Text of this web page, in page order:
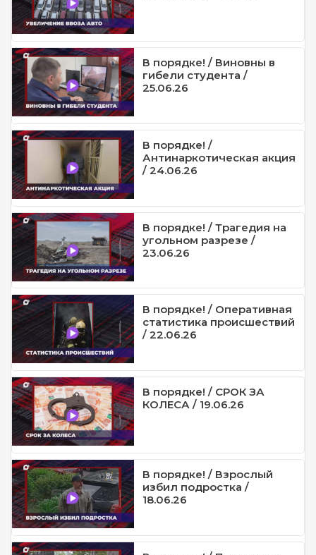
В порядке! / Виновны в
гибели студента /
25.06.26
В порядке! /
Антинаркотическая акция
/ 24.06.26
В порядке! / Трагедия на
угольном разрезе /
23.06.26
В порядке! / Оперативная
статистика происшествий
/ 22.06.26
В порядке! / СРОК ЗА
КОЛЕСА / 19.06.26
В порядке! / Взрослый
избил подростка /
18.06.26